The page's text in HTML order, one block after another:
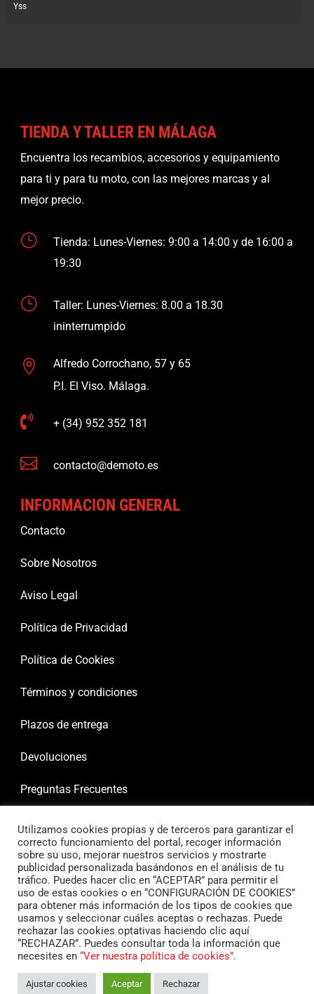
Yss
TIENDA Y TALLER EN MÁLAGA
Encuentra los recambios, accesorios y equipamiento
para ti y para tu moto, con las mejores marcas y al
mejor precio.
}
Tienda: Lunes-Viernes: 9:00 a 14:00 y de 16:00 a
19:30
}
Taller: Lunes-Viernes: 8.00 a 18.30
ininterrumpido

Alfredo Corrochano, 57 y 65
P.I. El Viso. Málaga.
 + (34) 952 352 181
 contacto@demoto.es
INFORMACION GENERAL
Contacto
Sobre Nosotros
Aviso Legal
Política de Privacidad
Política de Cookies
Términos y condiciones
Plazos de entrega
Devoluciones
Preguntas Frecuentes
Utilizamos cookies propias y de terceros para garantizar el
correcto funcionamiento del portal, recoger información
sobre su uso, mejorar nuestros servicios y mostrarte
publicidad personalizada basándonos en el análisis de tu
tráfico. Puedes hacer clic en “ACEPTAR” para permitir el
uso de estas cookies o en “CONFIGURACIÓN DE COOKIES”
para obtener más información de los tipos de cookies que
usamos y seleccionar cuáles aceptas o rechazas. Puede
rechazar las cookies optativas haciendo clic aquí
“RECHAZAR”. Puedes consultar toda la información que
necesites en “Ver nuestra política de cookies”.
Ajustar cookies Aceptar Rechazar